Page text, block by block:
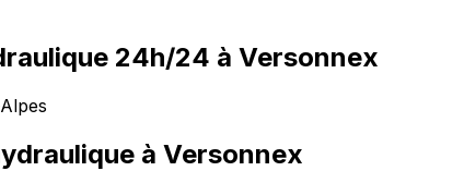
24h/24 à Versonnex
à Versonnex